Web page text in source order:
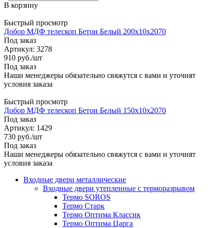
В корзину
Быстрый просмотр
Добор МДФ телескоп Бетон Белый 200х10х2070
Под заказ
Артикул: 3278
910 руб./шт
Под заказ
Наши менеджеры обязательно свяжутся с вами и уточнят
условия заказа
Быстрый просмотр
Добор МДФ телескоп Бетон Белый 150х10х2070
Под заказ
Артикул: 1429
730 руб./шт
Под заказ
Наши менеджеры обязательно свяжутся с вами и уточнят
условия заказа
Входные двери металлические
Входные двери утепленные с терморазрывом
Термо SOROS
Термо Старк
Термо Оптима Классик
Термо Оптима Царга